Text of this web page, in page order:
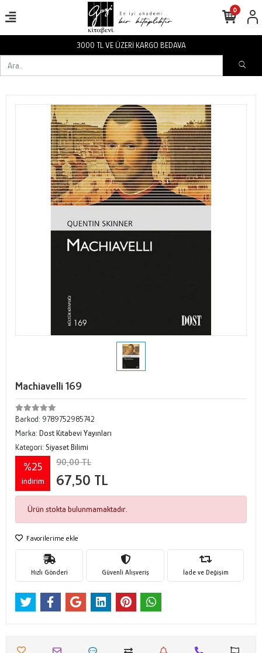
3000 TL VE ÜZERİ KARGO BEDAVA
0
Machiavelli 169
Barkod: 9789752985742
Marka: Dost Kitabevi Yayınları
Kategori: Siyaset Bilimi
%25
indirim
90,00 TL
67,50 TL
Ürün stokta bulunmamaktadır.
Favorilerime ekle
Hızlı Gönderi Güvenli Alışveriş İade ve Değişim